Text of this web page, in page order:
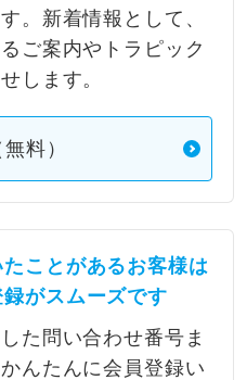
。新着情報として、
ご案内やトラピック
します。
料）
ことがあるお客様は
がスムーズです
た問い合わせ番号ま
んたんに会員登録い